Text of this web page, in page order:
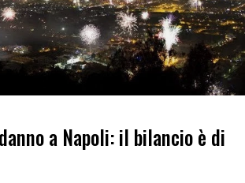
a Napoli: il bilancio è di